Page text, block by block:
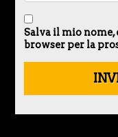
Salva il mio nome,
browser per la